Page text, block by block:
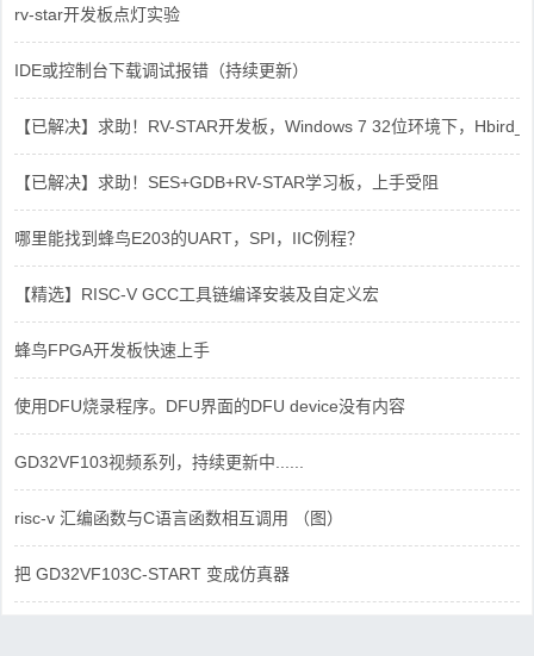
rv-star开发板点灯实验
IDE或控制台下载调试报错（持续更新）
【已解决】求助！RV-STAR开发板，Windows 7 32位环境下，
【已解决】求助！SES+GDB+RV-STAR学习板，上手受阻
哪里能找到蜂鸟E203的UART，SPI，IIC例程？
【精选】RISC-V GCC工具链编译安装及自定义宏
蜂鸟FPGA开发板快速上手
使用DFU烧录程序。DFU界面的DFU device没有内容
GD32VF103视频系列，持续更新中......
risc-v 汇编函数与C语言函数相互调用 （图）
把 GD32VF103C-START 变成仿真器